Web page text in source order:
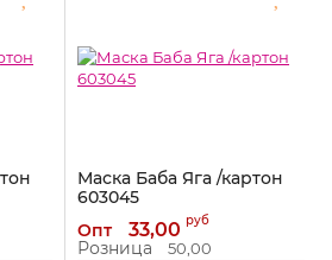
Маска Баба Яга /картон
603045
Артикул: 603045
Опт 33,00 руб
Розница 50,00